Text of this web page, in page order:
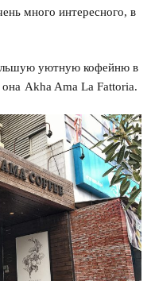
много интересного, в
уютную кофейню в
Akha Ama La Fattoria.